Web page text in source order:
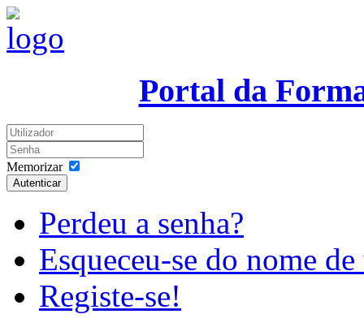
Portal da
Memorizar
Autenticar
Perdeu a senha?
Esqueceu-se do nome
Registe-se!